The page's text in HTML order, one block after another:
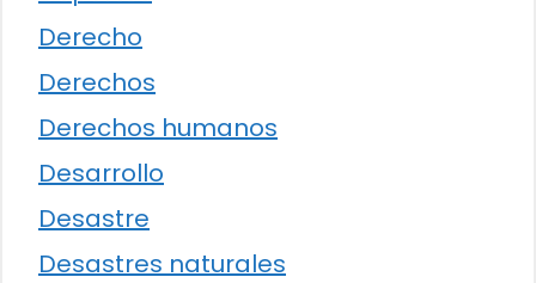
Derecho
Derechos
Derechos humanos
Desarrollo
Desastre
Desastres naturales